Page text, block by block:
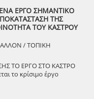
ΕΝΑ ΕΡΓΟ ΣΗΜΑΝΤΙΚΟ
ΤΗΣ
ΤΟΥ ΚΑΣΤΡΟΥ
/ ΤΟΠΙΚΗ
ΤΟ ΕΡΓΟ ΣΤΟ ΚΑΣΤΡΟ
το κρίσιμο έργο
Κάστρου,
Έπειτα από αυτοψία που